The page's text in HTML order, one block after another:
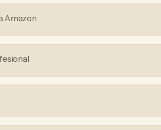
Amazon